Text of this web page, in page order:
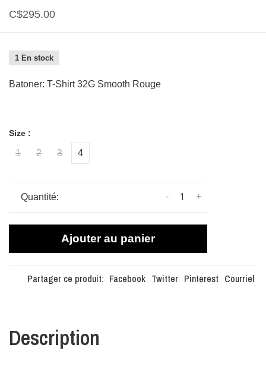
C$295.00
1 En stock
Batoner: T-Shirt 32G Smooth Rouge
Size :
1 2 3 4
Quantité: +
-
Ajouter au panier
Partager ce produit: Facebook Twitter Pinterest Courriel
Description